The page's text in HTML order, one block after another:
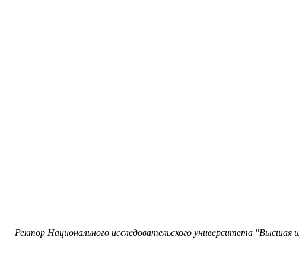
Ректор Национального исследовательского университета